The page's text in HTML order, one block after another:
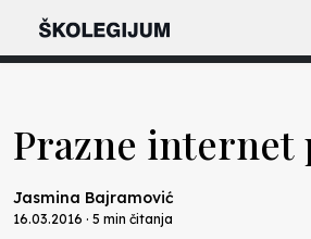
Prazne internet
Jasmina Bajramović
16.03.2016 · 5 min čitanja